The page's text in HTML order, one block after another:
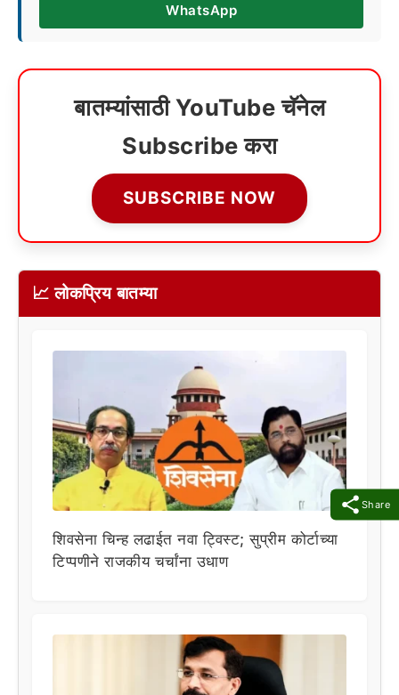
Share
WhatsApp
बातम्यांसाठी YouTube चॅनेल
Subscribe करा
SUBSCRIBE NOW
📈 लोकप्रिय बातम्या
शिवसेना चिन्ह लढाईत नवा ट्विस्ट; सुप्रीम कोर्टाच्या
टिप्पणीने राजकीय चर्चांना उधाण